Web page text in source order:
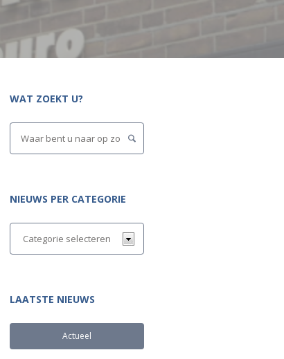
WAT ZOEKT U?
NIEUWS PER CATEGORIE
LAATSTE NIEUWS
Actueel